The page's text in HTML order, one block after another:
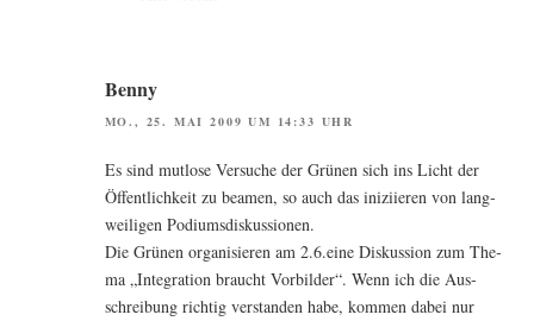
Benny
MO., 25. MAI 2009 UM 14:33 UHR
Es sind mut­lo­se Ver­su­che der Grü­nen sich ins Licht der
Öffent­lich­keit zu bea­men, so auch das ini­zi­ie­ren von lang­
wei­li­gen Podiumsdiskussionen.
Die Grü­nen orga­ni­sie­ren am 2.6.eine Dis­kus­si­on zum The­
ma „Inte­gra­ti­on braucht Vor­bil­der“. Wenn ich die Aus­
schrei­bung rich­tig ver­stan­den habe, kom­men dabei nur